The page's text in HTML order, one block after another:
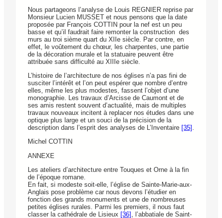
Nous partageons l’analyse de Louis REGNIER reprise par
Monsieur Lucien MUSSET et nous pensons que la date
proposée par François COTTIN pour la nef est un peu
basse et qu’il faudrait faire remonter la construction des
murs au troi sième quart du XIIe siècle. Par contre, en
effet, le voûtement du chœur, les charpentes, une partie
de la décoration murale et la statuaire peuvent être
attribuée sans difficulté au XIIIe siècle.
L’histoire de l’architecture de nos églises n’a pas fini de
susciter l’intérêt et l’on peut espérer que nombre d’entre
elles, même les plus modestes, fassent l’objet d’une
monographie. Les travaux d’Arcisse de Caumont et de
ses amis restent souvent d’actualité, mais de multiples
travaux nouveaux incitent à replacer nos études dans une
optique plus large et un souci de la précision de la
description dans l’esprit des analyses de L’Inventaire [35] .
Michel COTTIN
ANNEXE
Les ateliers d’architecture entre Touques et Orne à la fin
de l’époque romane.
En fait, si modeste soit-elle, l’église de Sainte-Marie-aux-
Anglais pose problème car nous devons l’étudier en
fonction des grands monuments et une de nombreuses
petites églises rurales. Parmi les premiers, il nous faut
classer la cathédrale de Lisieux [36] , l’abbatiale de Saint-